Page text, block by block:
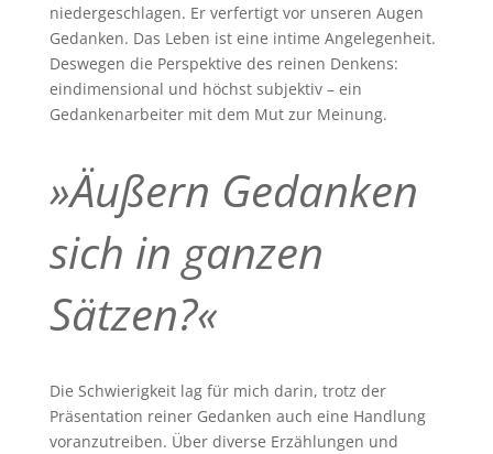
niedergeschlagen. Er verfertigt vor unseren Augen
Gedanken. Das Leben ist eine intime Angelegenheit.
Deswegen die Perspektive des reinen Denkens:
eindimensional und höchst subjektiv – ein
Gedankenarbeiter mit dem Mut zur Meinung.
»Äußern Gedanken
sich in ganzen
Sätzen?«
Die Schwierigkeit lag für mich darin, trotz der
Präsentation reiner Gedanken auch eine Handlung
voranzutreiben. Über diverse Erzählungen und